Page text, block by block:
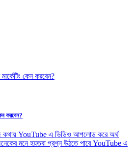
করবেন?
কথায় YouTube এ ভিডিও আপলোড করে অর্থ
মনে হয়তবা প্রশ্ন উঠতে পারে YouTube এ